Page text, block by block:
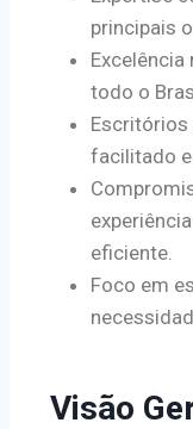
principais
todo o
facilitado e
eficiente.
Foco em
Visão